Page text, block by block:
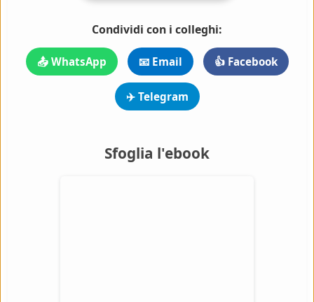
Condividi con i colleghi:
📤 WhatsApp 📧 Email 👍 Facebook
✈️ Telegram
Sfoglia l'ebook